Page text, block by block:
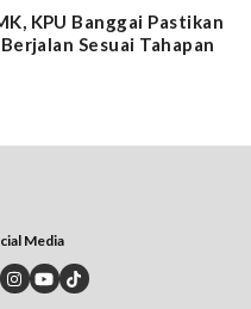
KPU Banggai Pastikan
Sesuai Tahapan
Media